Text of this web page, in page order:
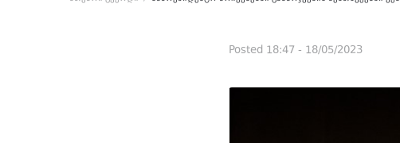
Posted 18:47 - 18/05/2023